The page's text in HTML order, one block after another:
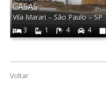
CASAS
Vila Marari – São Paulo–SP
3
1 4 4
Voltar